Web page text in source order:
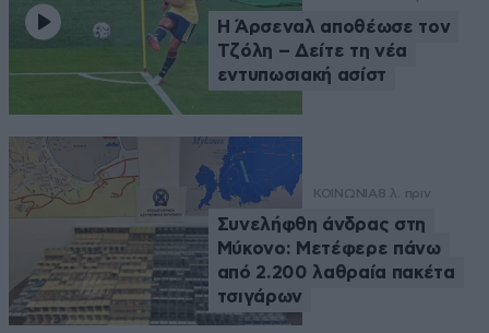
Η Άρσεναλ αποθέωσε τον
Τζόλη – Δείτε τη νέα
εντυπωσιακή ασίστ
ΚΟΙΝΩΝΙΑ8 λ. πριν
Συνελήφθη άνδρας στη
Μύκονο: Μετέφερε πάνω
από 2.200 λαθραία πακέτα
τσιγάρων